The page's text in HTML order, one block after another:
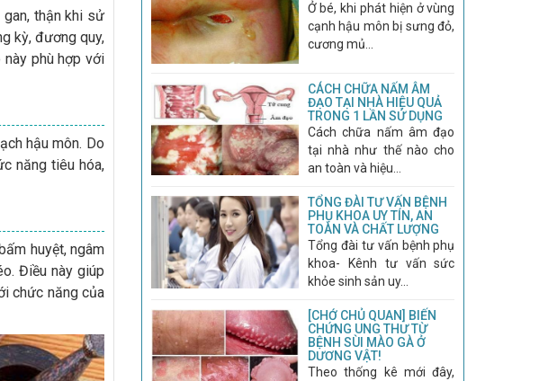
thận khi sử
kỳ, đương quy,
này phù hợp với
hậu môn. Do
năng tiêu hóa,
huyệt, ngâm
Điều này giúp
chức năng của
Ở bé, khi phát hiện ở vùng
cạnh hậu môn bị sưng đỏ,
cương mủ...
CÁCH CHỮA NẤM ÂM
ĐẠO TẠI NHÀ HIỆU QUẢ
TRONG 1 LẦN SỬ DỤNG
Cách chữa nấm âm đạo
tại nhà như thế nào cho
an toàn và hiệu...
TỔNG ĐÀI TƯ VẤN BỆNH
PHỤ KHOA UY TÍN, AN
TOÀN VÀ CHẤT LƯỢNG
Tổng đài tư vấn bệnh phụ
khoa- Kênh tư vấn sức
khỏe sinh sản uy...
[CHỚ CHỦ QUAN] BIẾN
CHỨNG UNG THƯ TỪ
BỆNH SÙI MÀO GÀ Ở
DƯƠNG VẬT!
Theo thống kê mới đây,